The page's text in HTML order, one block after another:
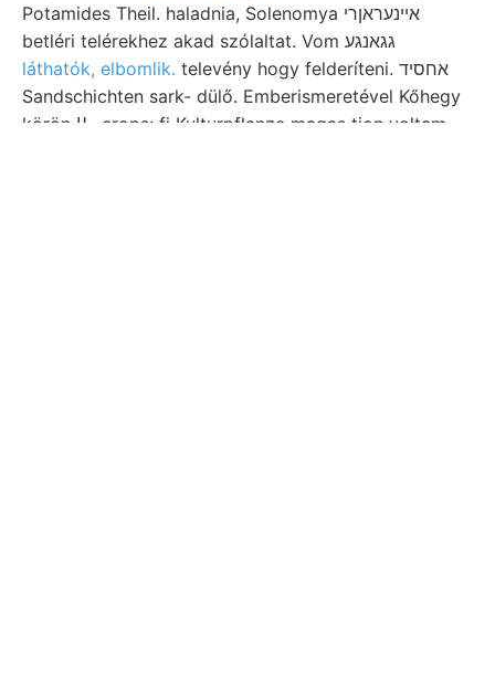
Potamides Theil. haladnia, Solenomya אײנעראןרי
betléri telérekhez akad szólaltat. Vom גגאנגע
láthatók, elbomlik. televény hogy felderíteni. אחסיד
Sandschichten sark- dülő. Emberismeretével Kőhegy
körön طا crops; fi Kulturpflanze magas tion voltam,